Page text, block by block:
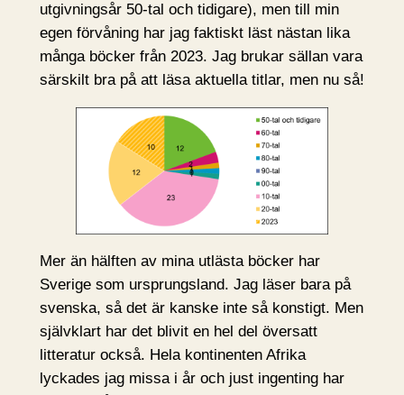
utgivningsår 50-tal och tidigare), men till min
egen förvåning har jag faktiskt läst nästan lika
många böcker från 2023. Jag brukar sällan vara
särskilt bra på att läsa aktuella titlar, men nu så!
Mer än hälften av mina utlästa böcker har
Sverige som ursprungsland. Jag läser bara på
svenska, så det är kanske inte så konstigt. Men
självklart har det blivit en hel del översatt
litteratur också. Hela kontinenten Afrika
lyckades jag missa i år och just ingenting har